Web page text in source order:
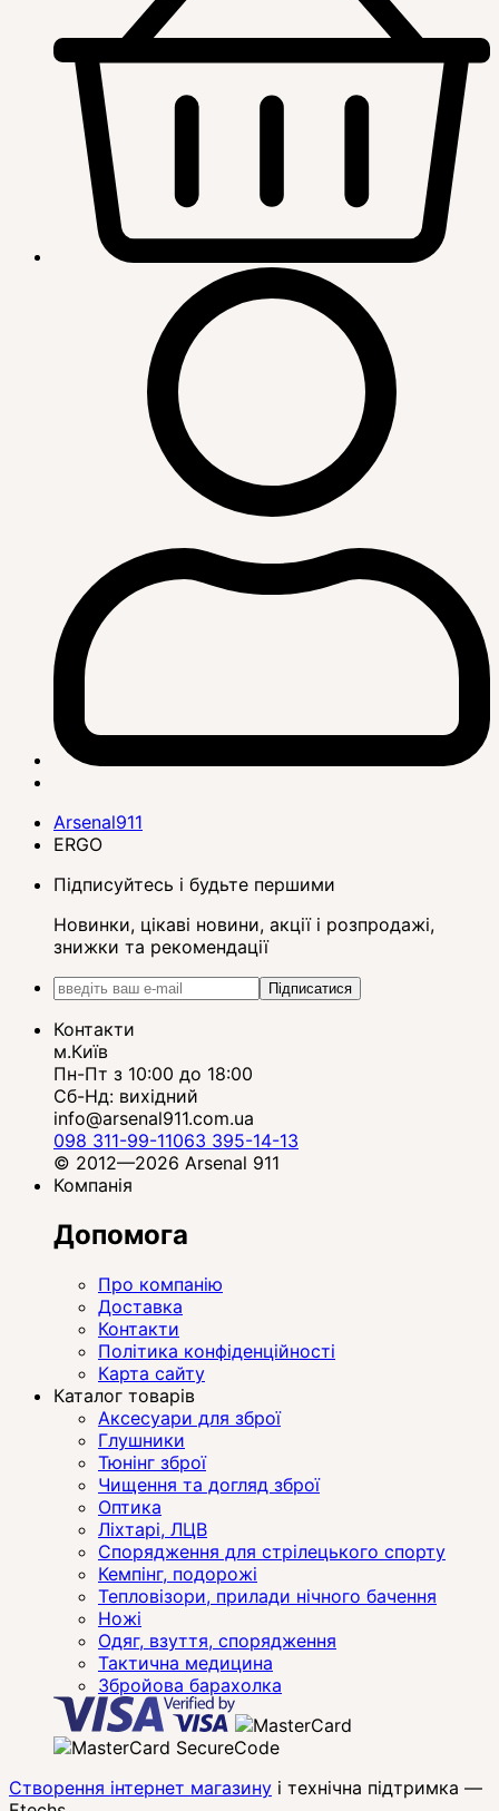
Arsenal911
ERGO
Підписуйтесь і будьте першими
Новинки, цікаві новини, акції і розпродажі,
знижки та рекомендації
Підписатися
Контакти
м.Київ
Пн-Пт з 10:00 до 18:00
Сб-Нд: вихідний
info@arsenal911.com.ua
098 311-99-11063 395-14-13
© 2012—2026 Arsenal 911
Компанія
Допомога
Про компанію
Доставка
Контакти
Політика конфіденційності
Карта сайту
Каталог товарів
Аксесуари для зброї
Глушники
Тюнінг зброї
Чищення та догляд зброї
Оптика
Ліхтарі, ЛЦВ
Спорядження для стрілецького спорту
Кемпінг, подорожі
Тепловізори, прилади нічного бачення
Ножі
Одяг, взуття, спорядження
Тактична медицина
Збройова барахолка
Створення інтернет магазину і технічна підтримка —